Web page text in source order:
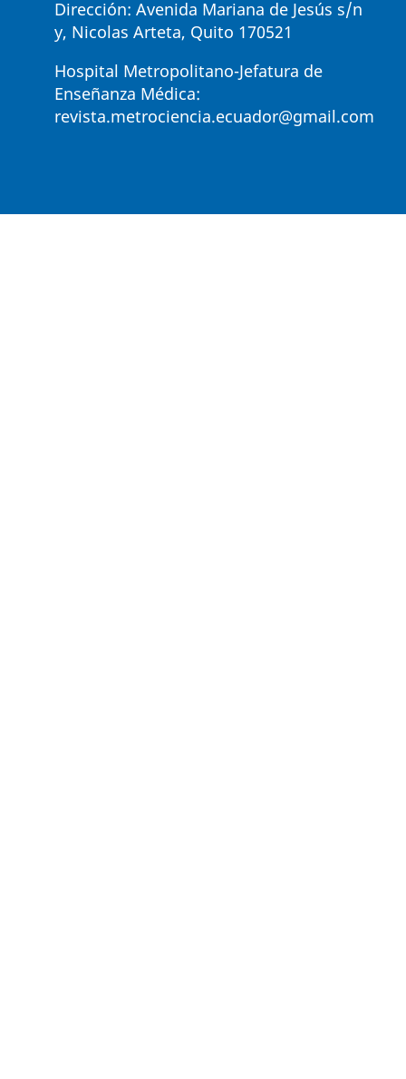
Dirección: Avenida Mariana de Jesús s/n
y, Nicolas Arteta, Quito 170521
Hospital Metropolitano-Jefatura de
Enseñanza Médica:
revista.metrociencia.ecuador@gmail.com